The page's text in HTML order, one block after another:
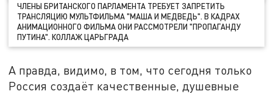
ЧЛЕНЫ БРИТАНСКОГО ПАРЛАМЕНТА ТРЕБУЕТ ЗАПРЕТИТЬ
ТРАНСЛЯЦИЮ МУЛЬТФИЛЬМА "МАША И МЕДВЕДЬ". В КАДРАХ
АНИМАЦИОННОГО ФИЛЬМА ОНИ РАССМОТРЕЛИ "ПРОПАГАНДУ
ПУТИНА". КОЛЛАЖ ЦАРЬГРАДА
А правда, видимо, в том, что сегодня только
Россия создаёт качественные, душевные